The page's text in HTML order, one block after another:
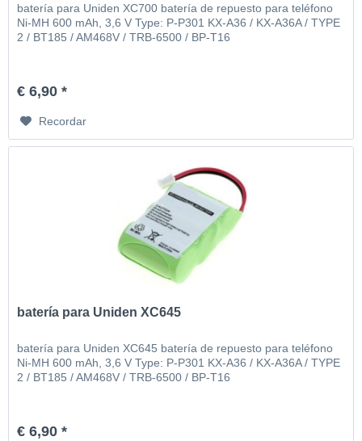
batería para Uniden XC700 batería de repuesto para teléfono
Ni-MH 600 mAh, 3,6 V Type: P-P301 KX-A36 / KX-A36A / TYPE
2 / BT185 / AM468V / TRB-6500 / BP-T16
€ 6,90 *
Recordar
batería para Uniden XC645
batería para Uniden XC645 batería de repuesto para teléfono
Ni-MH 600 mAh, 3,6 V Type: P-P301 KX-A36 / KX-A36A / TYPE
2 / BT185 / AM468V / TRB-6500 / BP-T16
€ 6,90 *